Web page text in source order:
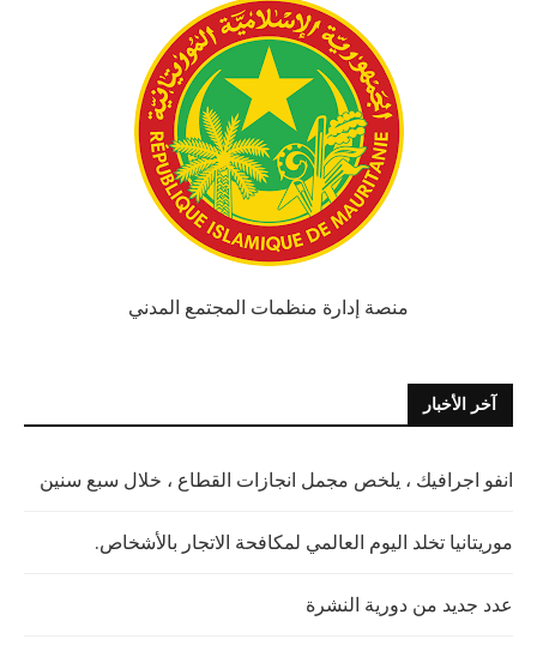
منصة إدارة منظمات المجتمع المدني
آخر الأخبار
انفو اجرافيك ، يلخص مجمل انجازات القطاع ، خلال سبع سنين
موريتانيا تخلد اليوم العالمي لمكافحة الاتجار بالأشخاص.
عدد جديد من دورية النشرة